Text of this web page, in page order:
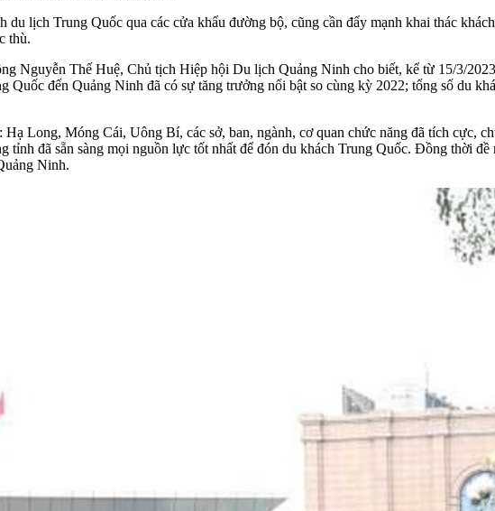
du lịch Trung Quốc qua các cửa khẩu đường bộ, cũng cần đẩy mạnh khai thác
thù.
Nguyễn Thế Huệ, Chủ tịch Hiệp hội Du lịch Quảng Ninh cho biết, kể từ 15/3/
Quốc đến Quảng Ninh đã có sự tăng trưởng nổi bật so cùng kỳ 2022; tổng số du
Long, Móng Cái, Uông Bí, các sở, ban, ngành, cơ quan chức năng đã tích cực,
tỉnh đã sẵn sàng mọi nguồn lực tốt nhất để đón du khách Trung Quốc. Đồng thời
Ninh.